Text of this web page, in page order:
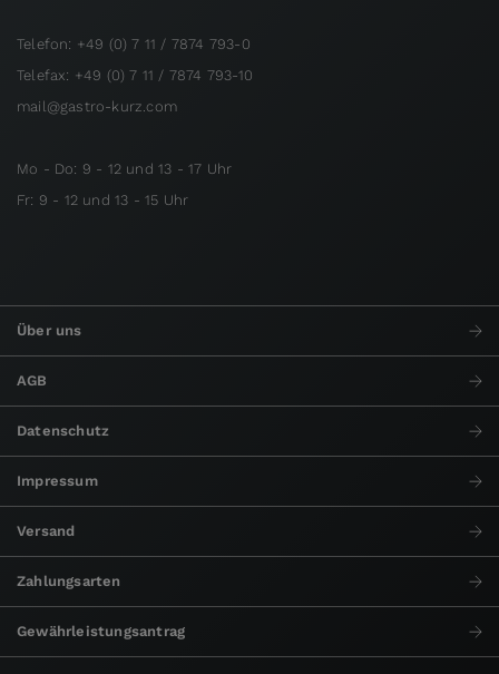
Telefon: +49 (0) 7 11 / 7874 793-0
Telefax: +49 (0) 7 11 / 7874 793-10
mail@gastro-kurz.com
Mo - Do: 9 - 12 und 13 - 17 Uhr
Fr: 9 - 12 und 13 - 15 Uhr
Über uns
AGB
Datenschutz
Impressum
Versand
Zahlungsarten
Gewährleistungsantrag